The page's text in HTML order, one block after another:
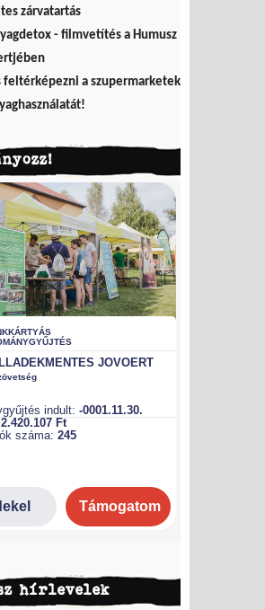
zárvatartás
- filmvetítés a Humusz
feltérképezni a szupermarketek
hírlevelek